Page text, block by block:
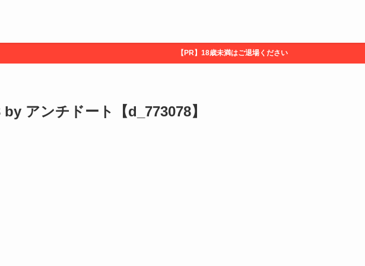
【PR】18歳未満はご退場ください
アンチドート【d_773078】